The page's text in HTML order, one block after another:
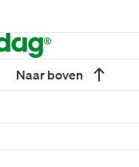
Naar boven